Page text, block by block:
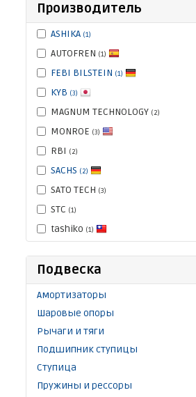
Производитель
ASHIKA (1)
AUTOFREN (1)
FEBI BILSTEIN (1)
KYB (3)
MAGNUM TECHNOLOGY (2)
MONROE (3)
RBI (2)
SACHS (2)
SATO TECH (3)
STC (1)
tashiko (1)
Подвеска
Амортизаторы
Шаровые опоры
Рычаги и тяги
Подшипник ступицы
Ступица
Пружины и рессоры